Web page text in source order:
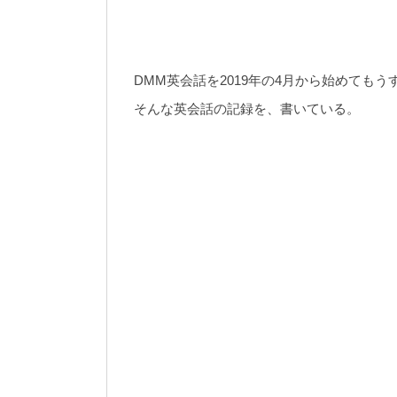
DMM英会話を2019年の4月から始めてもう
そんな英会話の記録を、書いている。